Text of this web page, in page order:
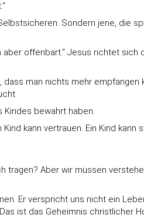
Sondern jene, die
offenbart.“ Jesus richtet sich
man nichts mehr empfangen
Kindes bewahrt haben.
kann vertrauen. Ein Kind kann
tragen? Aber wir müssen
Er verspricht uns nicht ein
ist das Geheimnis christlicher